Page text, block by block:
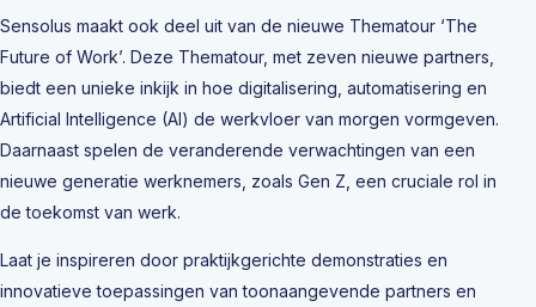
Sensolus maakt ook deel uit van de nieuwe Thematour ‘The
Future of Work’. Deze Thematour, met zeven nieuwe partners,
biedt een unieke inkijk in hoe digitalisering, automatisering en
Artificial Intelligence (AI) de werkvloer van morgen vormgeven.
Daarnaast spelen de veranderende verwachtingen van een
nieuwe generatie werknemers, zoals Gen Z, een cruciale rol in
de toekomst van werk.
Laat je inspireren door praktijkgerichte demonstraties en
innovatieve toepassingen van toonaangevende partners en